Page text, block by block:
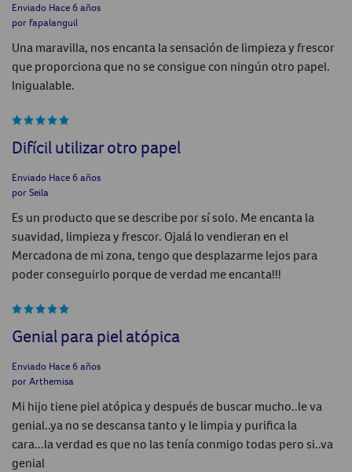
Enviado Hace 6 años
por fapalanguil
Una maravilla, nos encanta la sensación de limpieza y frescor
que proporciona que no se consigue con ningún otro papel.
Inigualable.
Difícil utilizar otro papel
Enviado Hace 6 años
porSeila
Es un producto que se describe por sí solo. Me encanta la
suavidad, limpieza y frescor. Ojalá lo vendieran en el
Mercadona de mi zona, tengo que desplazarme lejos para
poder conseguirlo porque de verdad me encanta!!!
Genial para piel atópica
Enviado Hace 6 años
porArthemisa
Mi hijo tiene piel atópica y después de buscar mucho..le va
genial..ya no se descansa tanto y le limpia y purifica la
cara...la verdad es que no las tenía conmigo todas pero si..va
genial